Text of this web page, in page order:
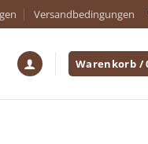
Versandbedingungen
Warenkorb /